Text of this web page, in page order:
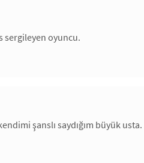
sergileyen oyuncu.
şanslı saydığım büyük usta.